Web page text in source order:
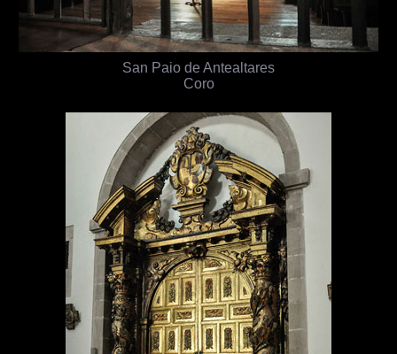
San Paio de Antealtares
Coro